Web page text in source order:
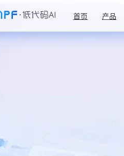
首页 产品